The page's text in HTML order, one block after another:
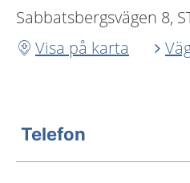
Sabbatsbergsvägen 8,
Visa på karta
Telefon